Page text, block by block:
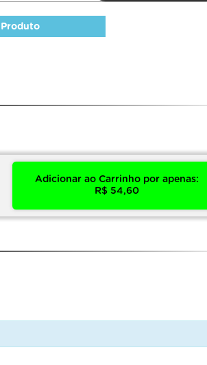
Adicionar ao Carrinho por apenas:
R$ 54,60